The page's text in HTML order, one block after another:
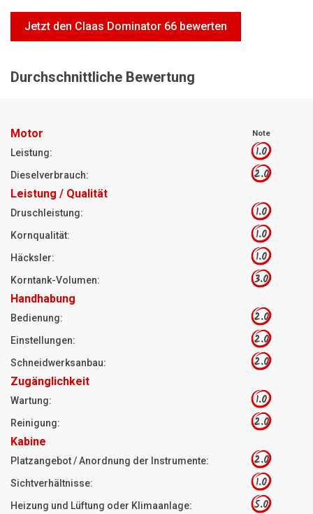
Hoflader
Jetzt Bewerten
Jetzt den Claas Dominator 66 bewerten
Durchschnittliche Bewertung
Motor Note
Leistung: 1.0
Dieselverbrauch: 2.0
Leistung / Qualität
Druschleistung: 1.0
Kornqualität: 1.0
Häcksler: 1.0
Korntank-Volumen: 3.0
Handhabung
Bedienung: 2.0
Einstellungen: 2.0
Schneidwerksanbau: 2.0
Zugänglichkeit
Wartung: 1.0
Reinigung: 2.0
Kabine
Platzangebot / Anordnung der Instrumente: 2.0
Sichtverhältnisse: 1.0
Heizung und Lüftung oder Klimaanlage: 5.0